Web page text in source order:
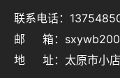
联系电话：
邮 箱：
地 址：太原市小店